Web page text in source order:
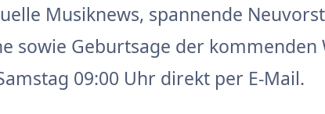
Musiknews, spannende
sowie Geburtsage der kommenden
09:00 Uhr direkt per E-Mail.